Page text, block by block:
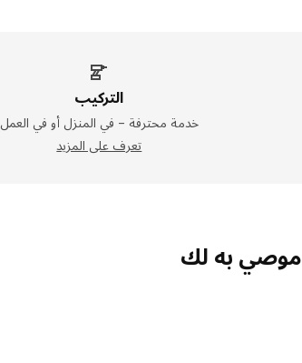
التركيب
خدمة محترفة – في المنزل أو في العمل
تعرف على المزيد
موصي به لك